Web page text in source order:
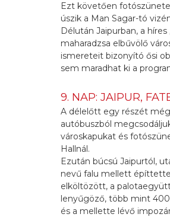
Ezt követően
úszik a Man Sagar-tó
Délután Jaipurban, a
maharadzsa elbűvölő
ismereteit bizonyító ősi
sem maradhat ki a
9. NAP: JAIPUR,
A délelőtt egy részét
autóbuszból
városkapukat és
Hallnál.
Ezután búcsú Jaipurtól,
nevű falu mellett építtette
elköltözött, a
lenyűgöző, több mint
és a mellette lévő